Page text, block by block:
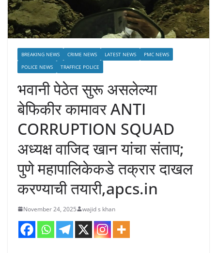
BREAKING NEWS CRIME NEWS LATEST NEWS
PMC NEWS
POLICE NEWS
TRAFFICE POLICE
भवानी पेठेत सुरू असलेल्या
बेफिकीर कामावर ANTI
CORRUPTION SQUAD
अध्यक्ष वाजिद खान यांचा संताप;
पुणे महापालिकेकडे तक्रार दाखल
करण्याची तयारी,apcs.in
November 24, 2025 wajid s khan